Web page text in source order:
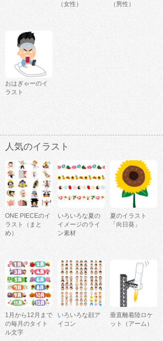
（女性）
（男性）
おはぎゃーのイ
ラスト
人気のイラスト
ONE PIECEのイ
ラスト（まと
め）
いろいろな夏の
イメージのライ
ン素材
夏のイラスト
「向日葵」
1月から12月まで
の毎月のタイト
ル文字
いろいろな顔ア
イコン
垂直離着陸ロケ
ット（アーム）